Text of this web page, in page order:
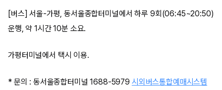
[버스] 서울-가평, 동서울종합터미널에서 하루 9회(06:45~20:50)
운행, 약 1시간 10분 소요.
가평터미널에서 택시 이용.
* 문의 : 동서울종합터미널 1688-5979 시외버스통합예매시스템